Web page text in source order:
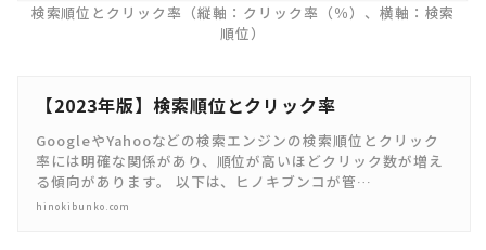
検索順位とクリック率（縦軸：クリック率（％）、横軸：検索
順位）
【2023年版】検索順位とクリック率
GoogleやYahooなどの検索エンジンの検索順位とクリック
率には明確な関係があり、順位が高いほどクリック数が増え
る傾向があります。 以下は、ヒノキブンコが管…
hinokibunko.com